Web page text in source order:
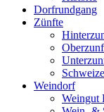
Dorfrundgang
Zünfte
Weindorf
Weingut